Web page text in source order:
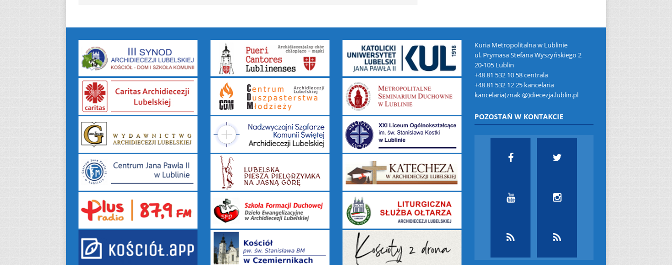
Kuria Metropolitalna w Lublinie
ul. Prymasa Stefana Wyszyńskiego 2
20-105 Lublin
+48 81 532 10 58 centrala
+48 81 532 12 25 kancelaria
kancelaria(znak @)diecezja.lublin.pl
POZOSTAŃ W KONTAKCIE